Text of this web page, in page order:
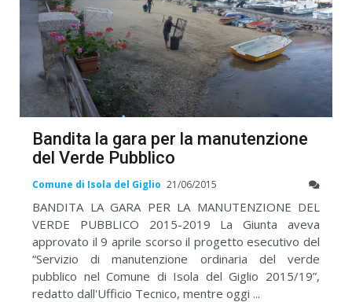
Bandita la gara per la manutenzione
del Verde Pubblico
Comune di Isola del Giglio 21/06/2015
BANDITA LA GARA PER LA MANUTENZIONE DEL
VERDE PUBBLICO 2015-2019 La Giunta aveva
approvato il 9 aprile scorso il progetto esecutivo del
“Servizio di manutenzione ordinaria del verde
pubblico nel Comune di Isola del Giglio 2015/19”,
redatto dall'Ufficio Tecnico, mentre oggi ...